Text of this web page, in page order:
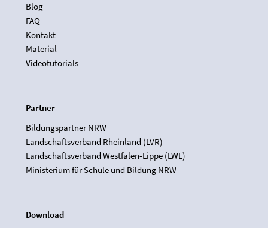
Blog
FAQ
Kontakt
Material
Videotutorials
Partner
Bildungspartner NRW
Landschaftsverband Rheinland (LVR)
Landschaftsverband Westfalen-Lippe (LWL)
Ministerium für Schule und Bildung NRW
Download